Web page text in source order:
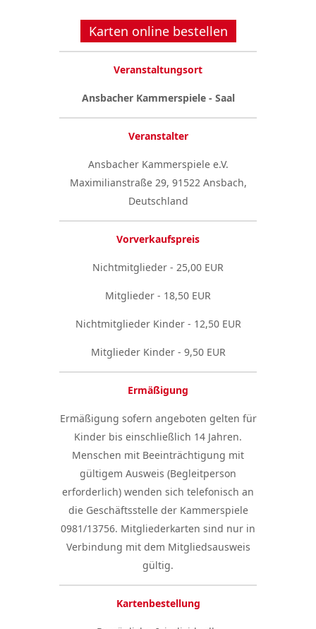
Karten online bestellen
Veranstaltungsort
Ansbacher Kammerspiele - Saal
Veranstalter
Ansbacher Kammerspiele e.V.
Maximilianstraße 29, 91522 Ansbach,
Deutschland
Vorverkaufspreis
Nichtmitglieder - 25,00 EUR
Mitglieder - 18,50 EUR
Nichtmitglieder Kinder - 12,50 EUR
Mitglieder Kinder - 9,50 EUR
Ermäßigung
Ermäßigung sofern angeboten gelten für
Kinder bis einschließlich 14 Jahren.
Menschen mit Beeinträchtigung mit
gültigem Ausweis (Begleitperson
erforderlich) wenden sich telefonisch an
die Geschäftsstelle der Kammerspiele
0981/13756. Mitgliederkarten sind nur in
Verbindung mit dem Mitgliedsausweis
gültig.
Kartenbestellung